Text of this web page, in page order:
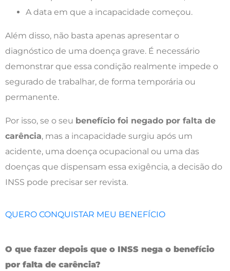
A data em que a incapacidade começou.
Além disso, não basta apenas apresentar o
diagnóstico de uma doença grave. É necessário
demonstrar que essa condição realmente impede o
segurado de trabalhar, de forma temporária ou
permanente.
Por isso, se o seu benefício foi negado por falta de
carência, mas a incapacidade surgiu após um
acidente, uma doença ocupacional ou uma das
doenças que dispensam essa exigência, a decisão do
INSS pode precisar ser revista.
QUERO CONQUISTAR MEU BENEFÍCIO
O que fazer depois que o INSS nega o benefício
por falta de carência?